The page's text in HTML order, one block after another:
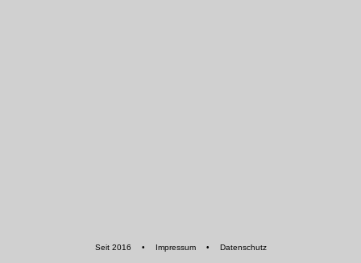
Seit 2016 • Impressum • Datenschutz